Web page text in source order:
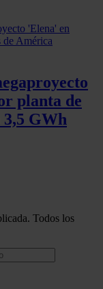
planta de
3,5 GWh
Todos los